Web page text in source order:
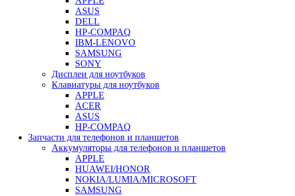
ASUS
DELL
HP-COMPAQ
IBM-LENOVO
SAMSUNG
SONY
Дисплеи для ноутбуков
Клавиатуры для ноутбуков
APPLE
ACER
ASUS
HP-COMPAQ
Запчасти для телефонов и планшетов
Аккумуляторы для телефонов и планшетов
APPLE
HUAWEI/HONOR
NOKIA/LUMIA/MICROSOFT
SAMSUNG